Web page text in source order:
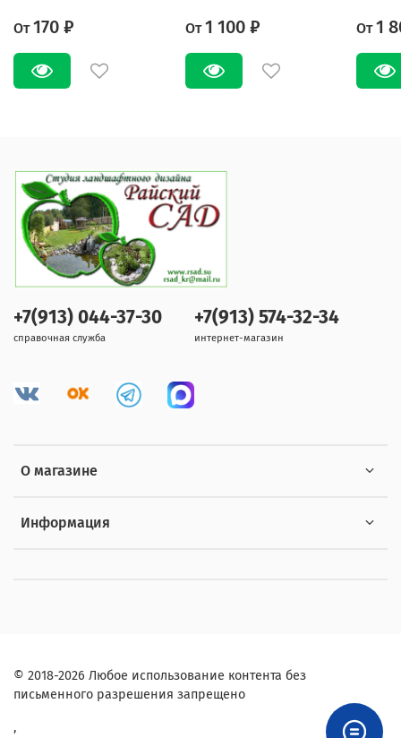
От 170 ₽ От 1 100 ₽ От 1
О магазине
Информация
+7(913) 044-37-30
справочная служба
+7(913) 574-32-34
интернет-магазин
© 2018-2026 Любое использование контента без
письменного разрешения запрещено
,